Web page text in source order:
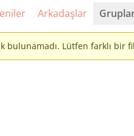
Arkadaşlar
Lütfen farklı bir